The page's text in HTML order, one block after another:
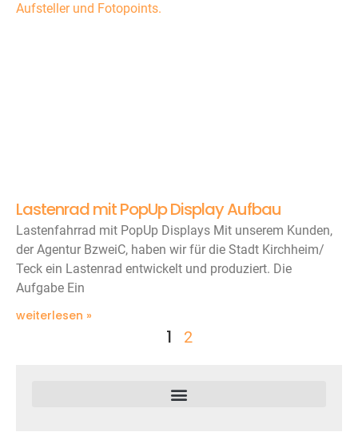
Lastenrad mit PopUp Display Aufbau
Lastenfahrrad mit PopUp Displays Mit unserem Kunden,
der Agentur BzweiC, haben wir für die Stadt Kirchheim/
Teck ein Lastenrad entwickelt und produziert. Die
Aufgabe Ein
weiterlesen »
1 2